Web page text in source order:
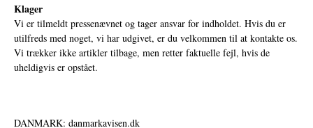
Klager
Vi er tilmeldt pressenævnet og tager ansvar for indholdet. Hvis du er
utilfreds med noget, vi har udgivet, er du velkommen til at kontakte os.
Vi trækker ikke artikler tilbage, men retter faktuelle fejl, hvis de
uheldigvis er opstået.
DANMARK: danmarkavisen.dk